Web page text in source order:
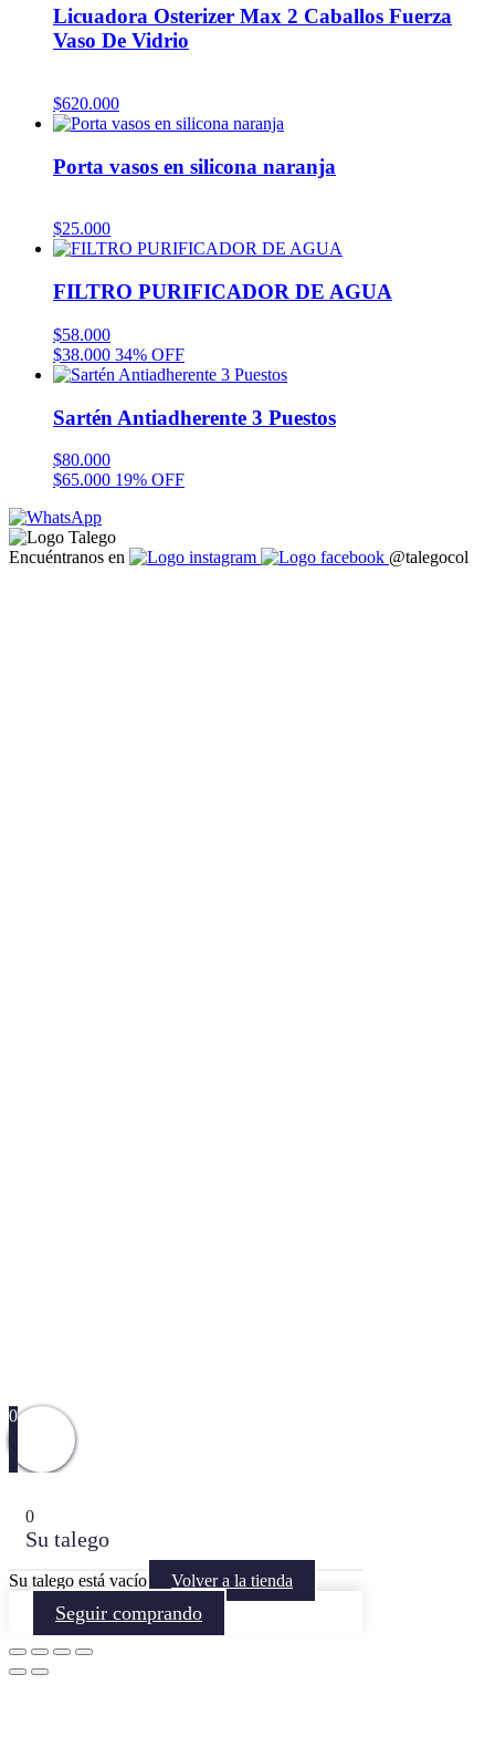
Licuadora Osterizer Max 2 Caballos Fuerza
Vaso De Vidrio
$620.000
Porta vasos en silicona naranja
$25.000
FILTRO PURIFICADOR DE AGUA
$58.000
$38.000 34% OFF
Sartén Antiadherente 3 Puestos
$80.000
$65.000 19% OFF
Encuéntranos en @talegocol
0
0
Su talego
Su talego está vacío Volver a la tienda
Seguir comprando